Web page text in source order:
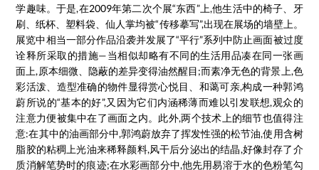
学趣味。于是,在2009年第二次个展“东西”上,他生活中的椅子、牙
刷、纸杯、塑料袋、仙人掌均被“传移摹写”,出现在展场的墙壁上。
展览中相当一部分作品沿袭并发展了“平行”系列中防止画面被过度
诠释所采取的措施—当相似却略有不同的生活用品凑在同一张画
面上,原本细微、隐蔽的差异变得油然醒目;而素净无色的背景上,色
彩活泼、造型准确的物件显得赏心悦目、和蔼可亲,构成一种郭鸿
蔚所说的“基本的好”,又因为它们内涵稀薄而难以引发联想,观众的
注意力便被集中在了画面之内。此外,两个技术上的细节也值得注
意:在其中的油画部分中,郭鸿蔚放弃了挥发性强的松节油,使用含树
脂胶的粘稠上光油来稀释颜料,风干后分泌出的结晶,好像封存了介
质消解笔势时的痕迹;在水彩画部分中,他先用易溶于水的色粉笔勾